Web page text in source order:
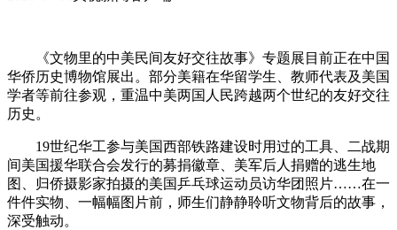
《文物里的中美民间友好交往故事》专题展目前正在中国
华侨历史博物馆展出。部分美籍在华留学生、教师代表及美国
学者等前往参观，重温中美两国人民跨越两个世纪的友好交往
历史。
19世纪华工参与美国西部铁路建设时用过的工具、二战期
间美国援华联合会发行的募捐徽章、美军后人捐赠的逃生地
图、归侨摄影家拍摄的美国乒乓球运动员访华团照片……在一
件件实物、一幅幅图片前，师生们静静聆听文物背后的故事，
深受触动。